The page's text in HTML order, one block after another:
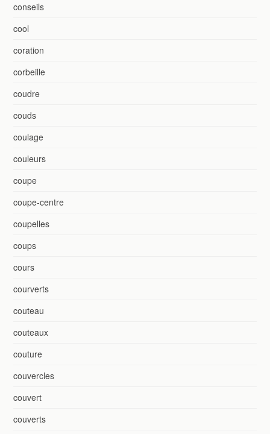
conseils
cool
coration
corbeille
coudre
couds
coulage
couleurs
coupe
coupe-centre
coupelles
coups
cours
courverts
couteau
couteaux
couture
couvercles
couvert
couverts